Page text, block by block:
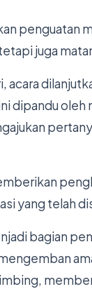
penguatan
juga
dipandu oleh
yang telah
bagian